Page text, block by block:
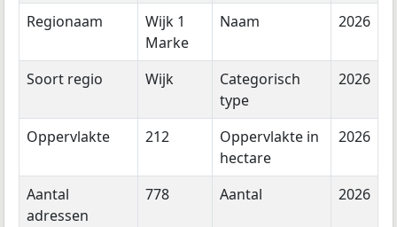
Regionaam
Wijk 1
Marke
Naam 2026
Soort regio Wijk
Categorisch
type
2026
Oppervlakte 212
Oppervlakte in
hectare
2026
Aantal
adressen
778 Aantal 2026